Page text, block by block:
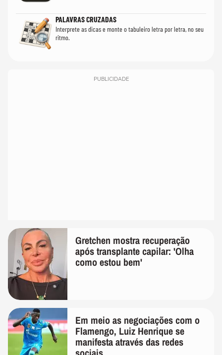
PALAVRAS CRUZADAS
Interprete as dicas e monte o tabuleiro letra por letra, no seu
ritmo.
PUBLICIDADE
Gretchen mostra recuperação
após transplante capilar: 'Olha
como estou bem'
Em meio as negociações com o
Flamengo, Luiz Henrique se
manifesta através das redes